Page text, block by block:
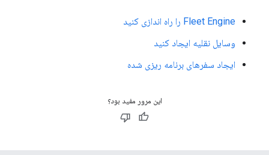
Fleet Engine را راه اندازی کنید
وسایل نقلیه ایجاد کنید
ایجاد سفرهای برنامه ریزی شده
این مرور مفید بود؟